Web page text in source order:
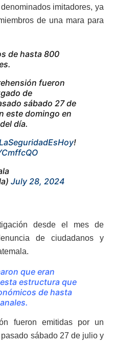
imitadores, ya
de una mara para
de hasta 800
fueron
de
sábado 27 de
este domingo en
día.
!
July 28, 2024
desde el mes de
de ciudadanos y
que eran
estructura que
de hasta
fueron emitidas por un
sábado 27 de julio y